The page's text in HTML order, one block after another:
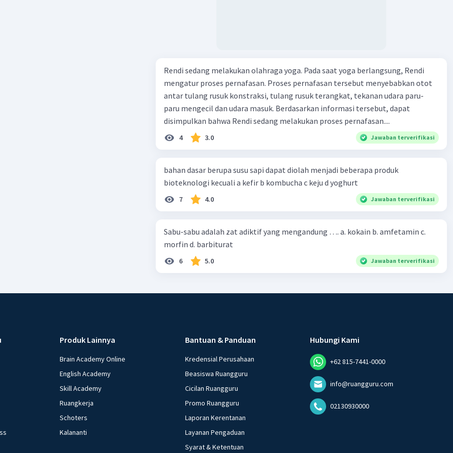
Rendi sedang melakukan olahraga yoga. Pada saat yoga berlangsung, Rendi
mengatur proses pernafasan. Proses pernafasan tersebut menyebabkan otot
antar tulang rusuk konstraksi, tulang rusuk terangkat, tekanan udara paru-
paru mengecil dan udara masuk. Berdasarkan informasi tersebut, dapat
disimpulkan bahwa Rendi sedang melakukan proses pernafasan....
4 3.0 Jawaban terverifikasi
bahan dasar berupa susu sapi dapat diolah menjadi beberapa produk
bioteknologi kecuali a kefir b kombucha c keju d yoghurt
7 4.0 Jawaban terverifikasi
Sabu-sabu adalah zat adiktif yang mengandung …. a. kokain b. amfetamin c.
morfin d. barbiturat
6 5.0 Jawaban terverifikasi
Produk Lainnya
Brain Academy Online
English Academy
Skill Academy
Ruangkerja
Schoters
Kalananti
Bantuan & Panduan
Kredensial Perusahaan
Beasiswa Ruangguru
Cicilan Ruangguru
Promo Ruangguru
Laporan Kerentanan
Layanan Pengaduan
Syarat & Ketentuan
Hubungi Kami
+62 815-7441-0000
info@ruangguru.com
02130930000